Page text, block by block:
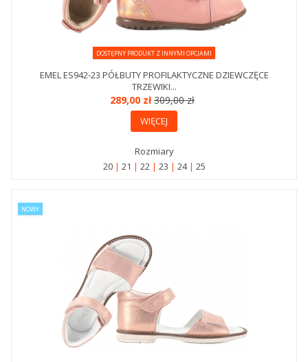
DOSTĘPNY PRODUKT Z INNYMI OPCJAMI
EMEL ES942-23 PÓŁBUTY PROFILAKTYCZNE DZIEWCZĘCE
TRZEWIKI...
289,00 zł309,00 zł
WIĘCEJ
Rozmiary
20
21 22 23 24 25
NOWY